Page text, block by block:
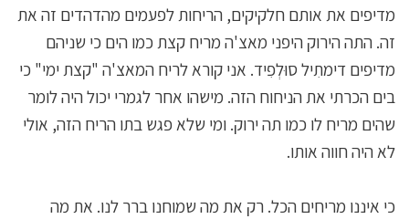
מדיפים את אותם חלקיקים, הריחות לפעמים מהדהדים זה את
זה. התה הירוק היפני מאצ'ה מריח קצת כמו הים כי שניהם
מדיפים דימתִיל סוּלְפִיד. אני קורא לריח המאצ'ה "קצת ימי" כי
בים הכרתי את הניחוח הזה. מישהו אחר לגמרי יכול היה לומר
שהים מריח לו כמו תה ירוק. ומי שלא פגש בתו הריח הזה, אולי
לא היה חווה אותו.
כי איננו מריחים הכל. רק את מה שמוחנו ברר לנו. את מה